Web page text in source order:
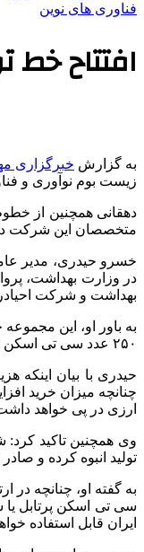
فناوری های نوین
افتتاح خط
به گزارش خبرگزاری
زیست بوم نوآوری و
متخصصان این شرکت
خسرو حیدری، مدیر
در وزارت بهداشت،
بهداشت و شرکت احیادرمان
به باور او، این
۲۵۰ عدد سی تی اسکن ۱۶ اسلایس را در یک سال تولید و تحویل وزارت بهداشت بدهد.
ارزی در پی خواهد
وی همچنین تاکید
تولید انبوه کرده و صادر
به گفته او، چنانچه در
سی تی اسکن پرتابل یا
ایران قابل استفاده